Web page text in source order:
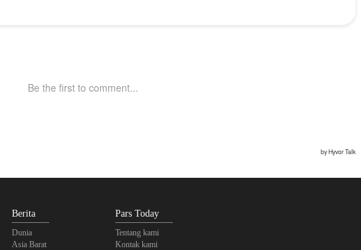
Berita
Dunia
Asia Barat
Pars Today
Tentang kami
Kontak kami